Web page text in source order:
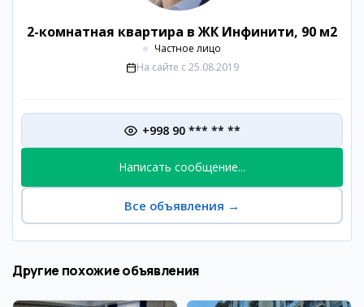
2-комнатная квартира в ЖК Инфинити, 90 м2
Частное лицо
На сайте с 25.08.2019
+998 90 *** ** **
Написать сообщение...
Все объявления →
Другие похожие объявления